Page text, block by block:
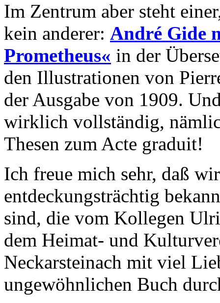
Im Zentrum aber steht
kein anderer: André Gide
Prometheus« in der
den Illustrationen von
der Ausgabe von 1909.
wirklich vollständig,
Thesen zum Acte graduit!
Ich freue mich sehr, daß
entdeckungsträchtig
sind, die vom Kollegen
dem Heimat- und
Neckarsteinach mit viel
ungewöhnlichen Buch